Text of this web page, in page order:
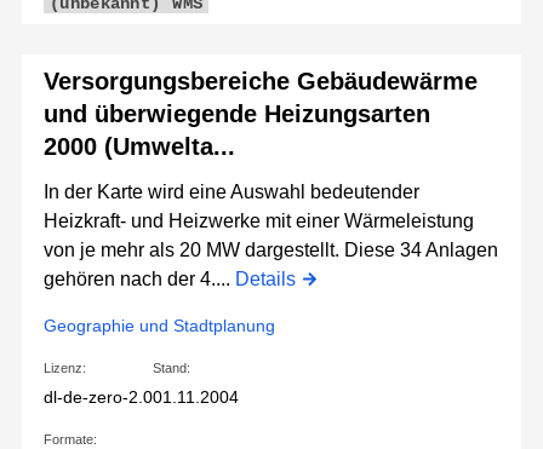
(unbekannt) WMS
Versorgungsbereiche Gebäudewärme
und überwiegende Heizungsarten
2000 (Umwelta...
In der Karte wird eine Auswahl bedeutender
Heizkraft- und Heizwerke mit einer Wärmeleistung
von je mehr als 20 MW dargestellt. Diese 34 Anlagen
gehören nach der 4.... Details
Geographie und Stadtplanung
Lizenz:
dl-de-zero-2.0
Stand:
01.11.2004
Formate: